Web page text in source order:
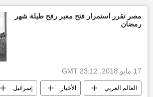
الرئيس عبدالفتاح السيسي
أخبار الإمارات العربية المتحدة
مصر تقرر استمرار فتح معبر رفح طيلة شهر
رمضان
17 مايو 2018, 23:12 GMT
العالم العربي الأخبار إسرائيل